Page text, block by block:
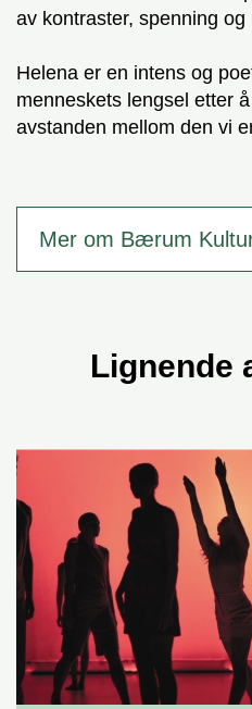
av kontraster, spenning
Helena er en intens og
menneskets lengsel etter
avstanden mellom den vi
Mer om Bærum
Lignende